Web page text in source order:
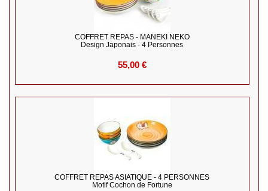
COFFRET REPAS - MANEKI NEKO
Design Japonais - 4 Personnes
55,00 €
COFFRET REPAS ASIATIQUE - 4 PERSONNES
Motif Cochon de Fortune